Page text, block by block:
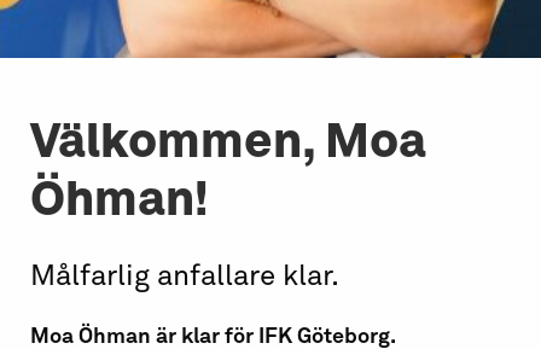
Välkommen, Moa
Öhman!
Målfarlig anfallare klar.
Moa Öhman är klar för IFK Göteborg.